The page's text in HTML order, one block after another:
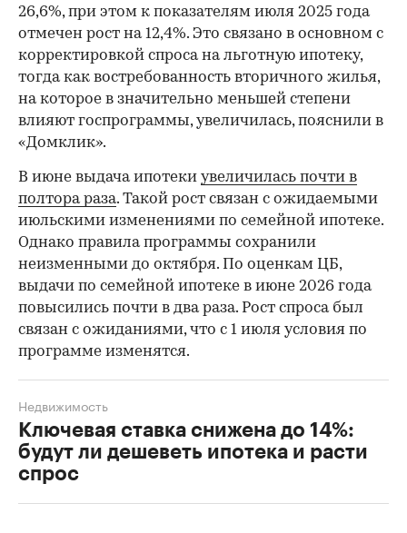
26,6%, при этом к показателям июля 2025 года
отмечен рост на 12,4%. Это связано в основном с
корректировкой спроса на льготную ипотеку,
тогда как востребованность вторичного жилья,
на которое в значительно меньшей степени
влияют госпрограммы, увеличилась, пояснили в
«Домклик».
В июне выдача ипотеки увеличилась почти в
полтора раза. Такой рост связан с ожидаемыми
июльскими изменениями по семейной ипотеке.
Однако правила программы сохранили
неизменными до октября. По оценкам ЦБ,
выдачи по семейной ипотеке в июне 2026 года
повысились почти в два раза. Рост спроса был
связан с ожиданиями, что с 1 июля условия по
программе изменятся.
Ключевая ставка снижена до 14%:
будут ли дешеветь ипотека и расти
спрос
Недвижимость